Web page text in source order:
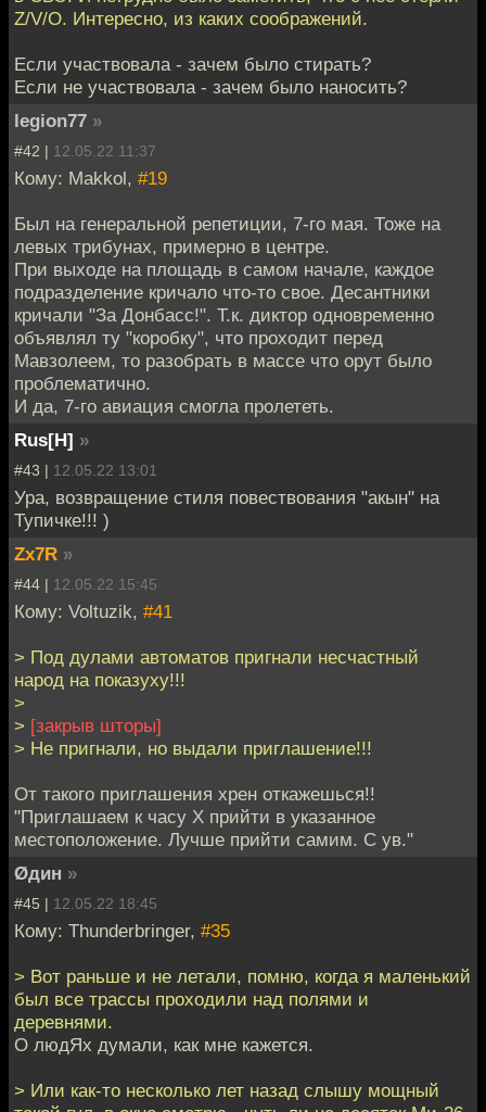
Z/V/O. Интересно, из каких соображений.
Если участвовала - зачем было стирать?
Если не участвовала - зачем было наносить?
legion77 »
#42 | 12.05.22 11:37
Кому: Makkol, #19
Был на генеральной репетиции, 7-го мая. Тоже на
левых трибунах, примерно в центре.
При выходе на площадь в самом начале, каждое
подразделение кричало что-то свое. Десантники
кричали "За Донбасс!". Т.к. диктор одновременно
объявлял ту "коробку", что проходит перед
Мавзолеем, то разобрать в массе что орут было
проблематично.
И да, 7-го авиация смогла пролететь.
Rus[H] »
#43 | 12.05.22 13:01
Ура, возвращение стиля повествования "акын" на
Тупичке!!! )
Zx7R »
#44 | 12.05.22 15:45
Кому: Voltuzik, #41
> Под дулами автоматов пригнали несчастный
народ на показуху!!!
>
> [закрыв шторы]
> Не пригнали, но выдали приглашение!!!
От такого приглашения хрен откажешься!!
"Приглашаем к часу Х прийти в указанное
местоположение. Лучше прийти самим. С ув."
Øдин »
#45 | 12.05.22 18:45
Кому: Thunderbringer, #35
> Вот раньше и не летали, помню, когда я маленький
был все трассы проходили над полями и
деревнями.
О людЯх думали, как мне кажется.
> Или как-то несколько лет назад слышу мощный